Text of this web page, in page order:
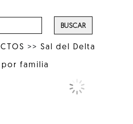
BUSCAR
>> Sal del Delta
familia